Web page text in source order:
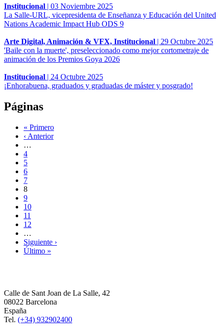
Institucional | 03 Noviembre 2025
La Salle-URL, vicepresidenta de Enseñanza y Educación del United
Nations Academic Impact Hub ODS 9
Arte Digital, Animación & VFX, Institucional | 29 Octubre 2025
'Baile con la muerte', preseleccionado como mejor cortometraje de
animación de los Premios Goya 2026
Institucional | 24 Octubre 2025
¡Enhorabuena, graduados y graduadas de máster y posgrado!
Páginas
« Primero
‹ Anterior
…
4
5
6
7
8
9
10
11
12
…
Siguiente ›
Último »
Calle de Sant Joan de La Salle, 42
08022 Barcelona
España
Tel. (+34) 932902400